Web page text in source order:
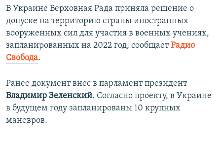
В Украине Верховная Рада приняла решение о
допуске на территорию страны иностранных
вооруженных сил для участия в военных учениях,
запланированных на 2022 год, сообщаетРадио
Свобода.
Ранее документ внес в парламент президент
Владимир Зеленский. Согласно проекту, в Украине
в будущем году запланированы 10 крупных
маневров.